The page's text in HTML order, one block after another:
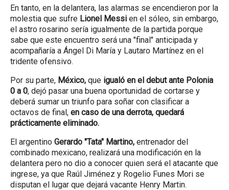
En tanto, en la delantera, las alarmas se encendieron por la
molestia que sufre Lionel Messi en el sóleo, sin embargo,
el astro rosarino sería igualmente de la partida porque
sabe que este encuentro será una "final" anticipada y
acompañaría a Ángel Di María y Lautaro Martínez en el
tridente ofensivo.
Por su parte, México, que igualó en el debut ante Polonia
0 a 0, dejó pasar una buena oportunidad de cortarse y
deberá sumar un triunfo para soñar con clasificar a
octavos de final, en caso de una derrota, quedará
prácticamente eliminado.
El argentino Gerardo "Tata" Martino, entrenador del
combinado mexicano, realizará una modificación en la
delantera pero no dio a conocer quien será el atacante que
ingrese, ya que Raúl Jiménez y Rogelio Funes Mori se
disputan el lugar que dejará vacante Henry Martin.